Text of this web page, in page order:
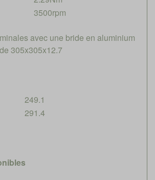
3500rpm
avec une bride en aluminium
305x305x12.7
249.1
291.4